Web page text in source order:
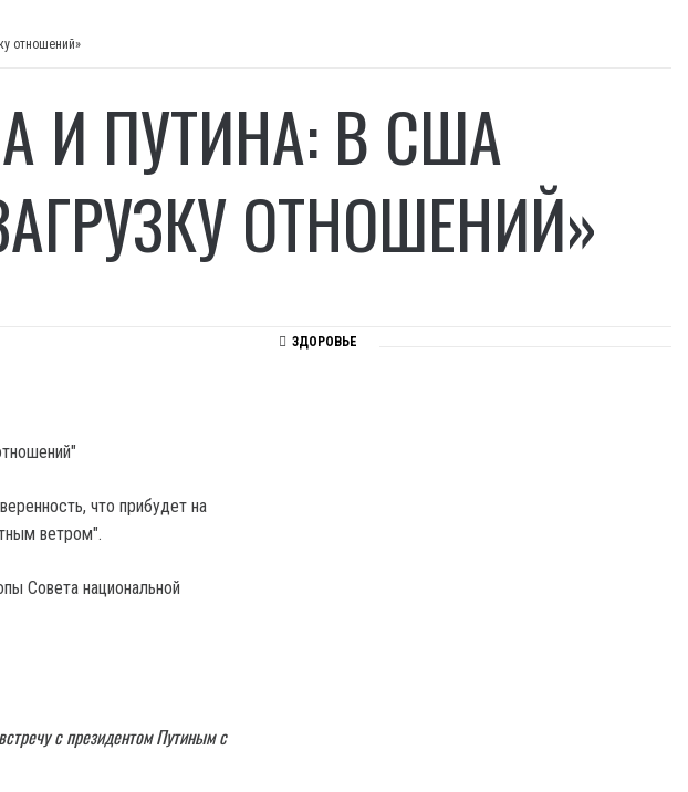
отношений»
И ПУТИНА: В США
ОТНОШЕНИЙ»
что прибудет на
ветром".
Совета национальной
с президентом Путиным с
ЗДОРОВЬЕ